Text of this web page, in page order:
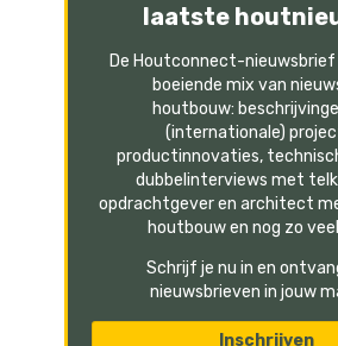
laatste
De Houtconnect-
boeiende mix van
houtbouw:
(internationale)
productinnovaties,
dubbelinterviews met
opdrachtgever en architect
houtbouw en nog zo
Schrijf je nu in en
nieuwsbrieven in jouw